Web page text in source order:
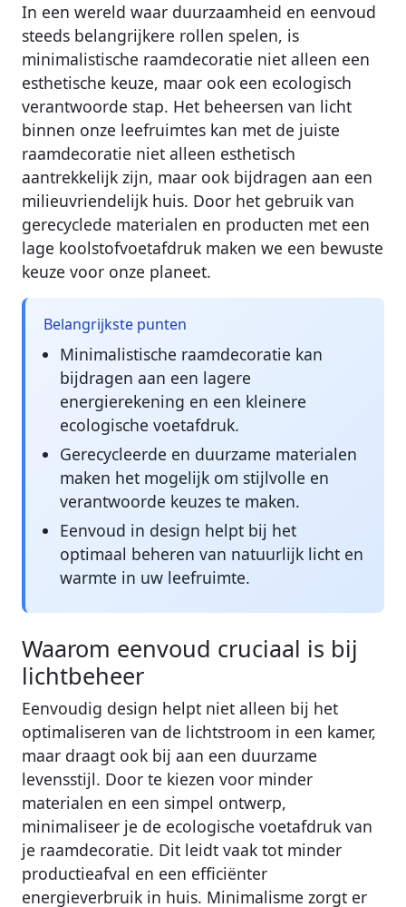
In een wereld waar duurzaamheid en eenvoud
steeds belangrijkere rollen spelen, is
minimalistische raamdecoratie niet alleen een
esthetische keuze, maar ook een ecologisch
verantwoorde stap. Het beheersen van licht
binnen onze leefruimtes kan met de juiste
raamdecoratie niet alleen esthetisch
aantrekkelijk zijn, maar ook bijdragen aan een
milieuvriendelijk huis. Door het gebruik van
gerecyclede materialen en producten met een
lage koolstofvoetafdruk maken we een bewuste
keuze voor onze planeet.
Belangrijkste punten
Minimalistische raamdecoratie kan
bijdragen aan een lagere
energierekening en een kleinere
ecologische voetafdruk.
Gerecycleerde en duurzame materialen
maken het mogelijk om stijlvolle en
verantwoorde keuzes te maken.
Eenvoud in design helpt bij het
optimaal beheren van natuurlijk licht en
warmte in uw leefruimte.
Waarom eenvoud cruciaal is bij
lichtbeheer
Eenvoudig design helpt niet alleen bij het
optimaliseren van de lichtstroom in een kamer,
maar draagt ook bij aan een duurzame
levensstijl. Door te kiezen voor minder
materialen en een simpel ontwerp,
minimaliseer je de ecologische voetafdruk van
je raamdecoratie. Dit leidt vaak tot minder
productieafval en een efficiënter
energieverbruik in huis. Minimalisme zorgt er